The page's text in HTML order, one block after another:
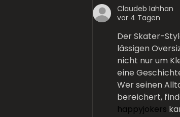
Claudeb Iahhan
vor 4 Tagen
Der Skater-
lässigen
nicht nur um
eine
Wer seinen
bereichert,
happyjokers